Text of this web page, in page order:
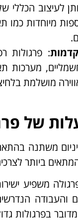
הכללי של
מיוחדות כמו
: פרגולות
מושלמת
של
משתנה
ביותר
משפיע
והעבודה
בפרגולות